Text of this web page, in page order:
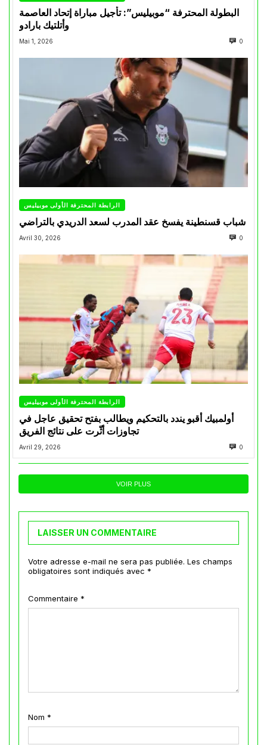
البطولة المحترفة “موبيليس”: تأجيل مباراة إتحاد العاصمة
وأتلتيك بارادو
Mai 1, 2026 0
الرابطة المحترفة الأولى موبيليس
شباب قسنطينة يفسخ عقد المدرب لسعد الدريدي بالتراضي
Avril 30, 2026 0
الرابطة المحترفة الأولى موبيليس
أولمبيك أقبو يندد بالتحكيم ويطالب بفتح تحقيق عاجل في
تجاوزات أثّرت على نتائج الفريق
Avril 29, 2026 0
VOIR PLUS
LAISSER UN COMMENTAIRE
Votre adresse e-mail ne sera pas publiée. Les champs
obligatoires sont indiqués avec *
Commentaire *
Nom *